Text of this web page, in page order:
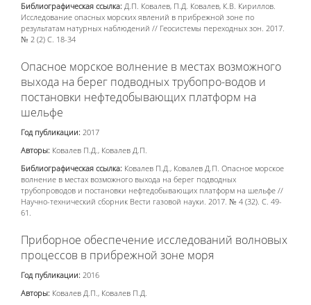
Библиографическая ссылка: Д.П. Ковалев, П.Д. Ковалев, К.В. Кириллов.
Исследование опасных морских явлений в прибрежной зоне по
результатам натурных наблюдений // Геосистемы переходных зон. 2017.
№ 2 (2) С. 18-34
Опасное морское волнение в местах возможного
выхода на берег подводных трубопро-водов и
постановки нефтедобывающих платформ на
шельфе
Год публикации: 2017
Авторы: Ковалев П.Д., Ковалев Д.П.
Библиографическая ссылка: Ковалев П.Д., Ковалев Д.П. Опасное морское
волнение в местах возможного выхода на берег подводных
трубопроводов и постановки нефтедобывающих платформ на шельфе //
Научно-технический сборник Вести газовой науки. 2017. № 4 (32). С. 49-
61.
Приборное обеспечение исследований волновых
процессов в прибрежной зоне моря
Год публикации: 2016
Авторы: Ковалев Д.П., Ковалев П.Д.